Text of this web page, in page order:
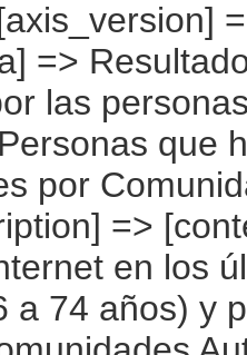
=> Proporcionando los datos de la tarjeta de crédito ó débito a través de Internet [2] => Proporcionando los datos de una tarjeta prepago ó cuenta prepago (p.ej. PayPal) a través de Internet [3] => Mediante transferencias bancarias a través de Internet [4] => Pagos por medios distintos a Internet (en metálico, a través de transferencias bancarias ordinarias, etc.) ) ) [codes] => Array ( [Comunidades Autónomas] => "CA00","CA01","CA02","CA03","CA04", "CA05","CA06","CA07","CA08","CA09","CA10","CA11","CA12","CA13","CA14", "CA15","CA16","CA17","CA18","CA19" ) [map] => Array ( [Comunidades Autónomas] => "spain_regions_img_ind" ) [decimals] => 0 [showdecimals] => 0 [source] => Instituto Nacional de Estadística [contact] => INE E-mail: www.ine.es/infoine [copyright] => YES [infofile] => [data] => Array ( [0] => Array ( [0] => 7962848 [1] => 73.5 [2] => 14.0 [3] => 16.6 [4] => 24.1 ) [1] => Array ( [0] => 1044634 [1] => 57.7 [2] => 16.0 [3] => 22.2 [4] => 32.2 ) [2] => Array ( [0] => 219446 [1] => 77.0 [2] => 13.4 [3] => 16.6 [4] => 19.8 ) [3] => Array (